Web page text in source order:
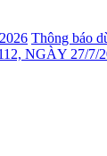
Thông báo
NGÀY 27/7/